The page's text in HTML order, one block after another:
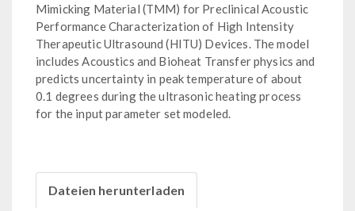
Mimicking Material (TMM) for Preclinical Acoustic
Performance Characterization of High Intensity
Therapeutic Ultrasound (HITU) Devices. The model
includes Acoustics and Bioheat Transfer physics and
predicts uncertainty in peak temperature of about
0.1 degrees during the ultrasonic heating process
for the input parameter set modeled.
Dateien herunterladen